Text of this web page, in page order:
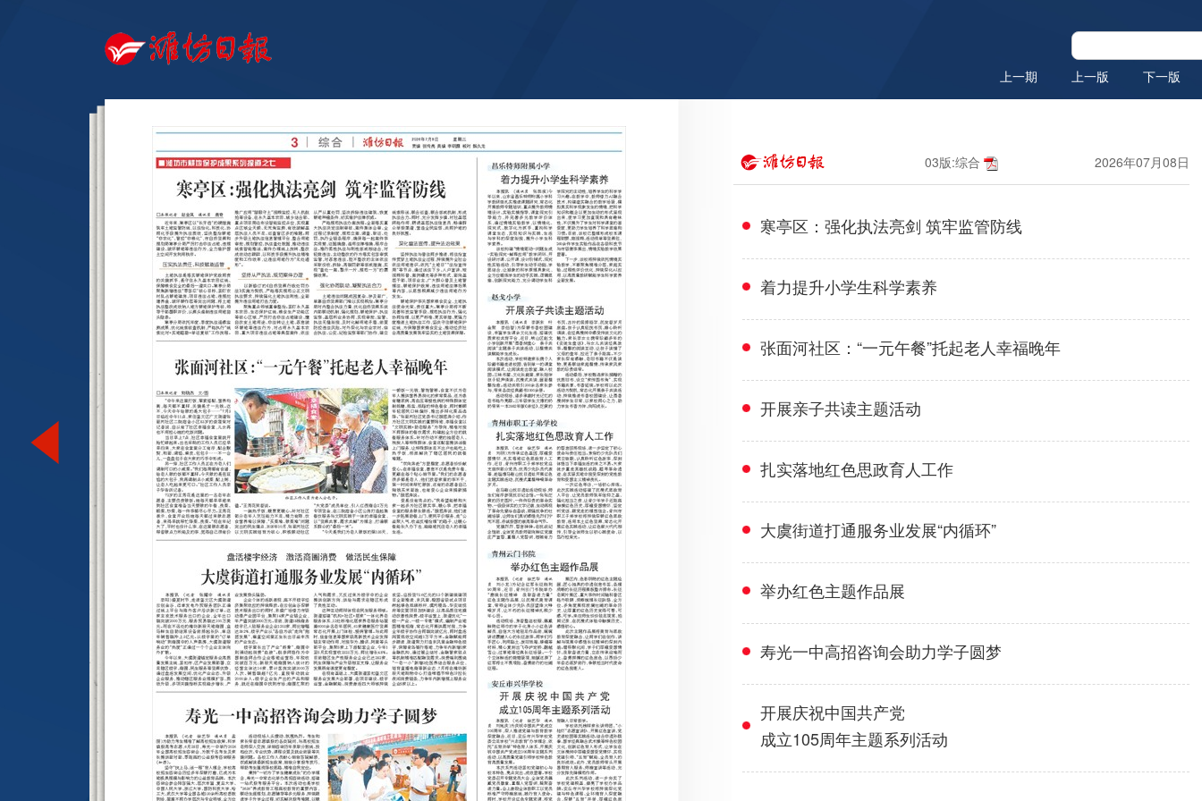
上一期 上一版 下一版
03版:综合 2026年07月08日
寒亭区：强化执法亮剑 筑牢监管防线
着力提升小学生科学素养
张面河社区：“一元午餐”托起老人幸福晚年
开展亲子共读主题活动
扎实落地红色思政育人工作
大虞街道打通服务业发展“内循环”
举办红色主题作品展
寿光一中高招咨询会助力学子圆梦
开展庆祝中国共产党
成立105周年主题系列活动